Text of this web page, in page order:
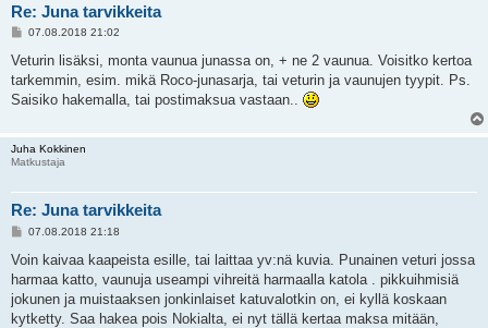
Re: Juna tarvikkeita
V
e
t
i
07.08.2018 21:02
Veturin lisäksi, monta vaunua junassa on, + ne 2 vaunua. Voisitko kertoa
tarkemmin, esim. mikä Roco-junasarja, tai veturin ja vaunujen tyypit. Ps.
Saisiko hakemalla, tai postimaksua vastaan..
Juha Kokkinen
Matkustaja
Re: Juna tarvikkeita
V
e
t
i
07.08.2018 21:18
Voin kaivaa kaapeista esille, tai laittaa yv:nä kuvia. Punainen veturi jossa
harmaa katto, vaunuja useampi vihreitä harmaalla katola . pikkuihmisiä
jokunen ja muistaaksen jonkinlaiset katuvalotkin on, ei kyllä koskaan
kytketty. Saa hakea pois Nokialta, ei nyt tällä kertaa maksa mitään,